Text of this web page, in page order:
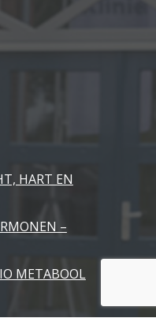
HART EN
–
METABOOL